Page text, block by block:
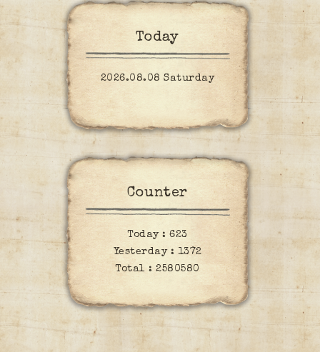
Today
2026.08.08 Saturday
Counter
Today :623
Yesterday : 1372
Total :2580580